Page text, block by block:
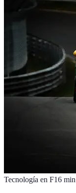
Tecnología en F16 min